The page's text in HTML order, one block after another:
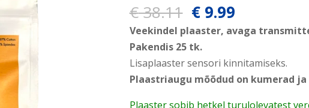
€38.11 Algne
hind
oli:
€ 38.11.
€9.99Praegune
hind
on:
€ 9.99.
Veekindel plaaster, avaga
Pakendis 25 tk.
Lisaplaaster sensori kinnitamiseks.
Plaastriaugu mõõdud on kumerad ja
Plaaster sobib hetkel turulolevatest